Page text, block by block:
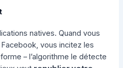
natives. Quand vous
vous incitez les
– l’algorithme le détecte